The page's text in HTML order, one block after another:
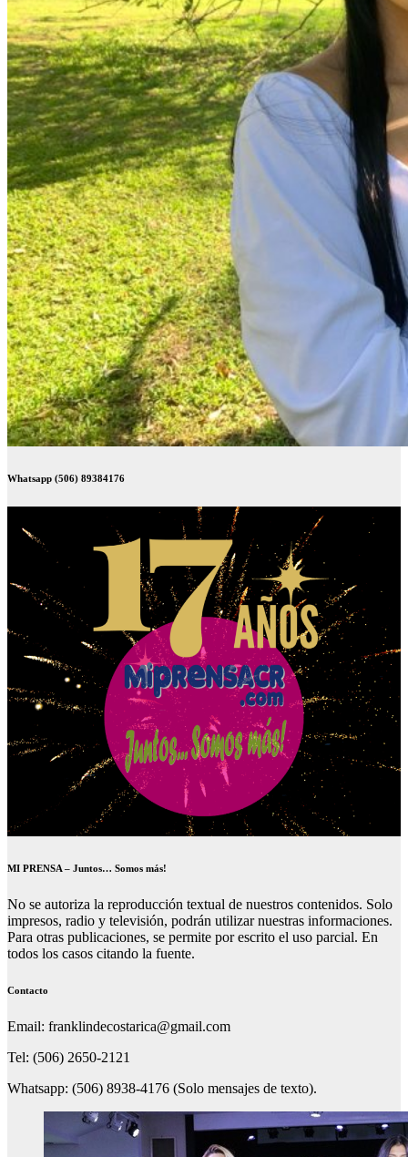
Whatsapp (506) 89384176
MI PRENSA – Juntos… Somos más!
No se autoriza la reproducción textual de nuestros contenidos. Solo
impresos, radio y televisión, podrán utilizar nuestras informaciones.
Para otras publicaciones, se permite por escrito el uso parcial. En
todos los casos citando la fuente.
Contacto
Email: franklindecostarica@gmail.com
Tel: (506) 2650-2121
Whatsapp: (506) 8938-4176 (Solo mensajes de texto).